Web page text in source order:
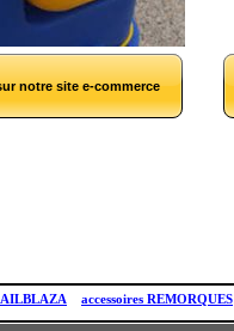
notre site e-commerce
accessoires REMORQUES